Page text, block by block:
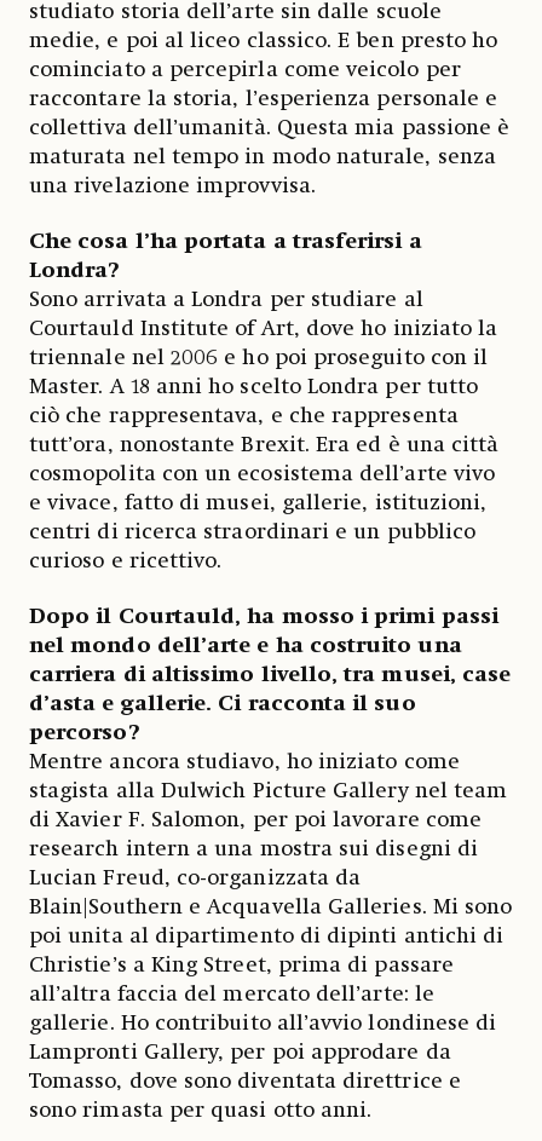
studiato storia dell’arte sin dalle scuole
medie, e poi al liceo classico. E ben presto ho
cominciato a percepirla come veicolo per
raccontare la storia, l’esperienza personale e
collettiva dell’umanità. Questa mia passione è
maturata nel tempo in modo naturale, senza
una rivelazione improvvisa.
Che cosa l’ha portata a trasferirsi a
Londra?
Sono arrivata a Londra per studiare al
Courtauld Institute of Art, dove ho iniziato la
triennale nel 2006 e ho poi proseguito con il
Master. A 18 anni ho scelto Londra per tutto
ciò che rappresentava, e che rappresenta
tutt’ora, nonostante Brexit. Era ed è una città
cosmopolita con un ecosistema dell’arte vivo
e vivace, fatto di musei, gallerie, istituzioni,
centri di ricerca straordinari e un pubblico
curioso e ricettivo.
Dopo il Courtauld, ha mosso i primi passi
nel mondo dell’arte e ha costruito una
carriera di altissimo livello, tra musei, case
d’asta e gallerie. Ci racconta il suo
percorso?
Mentre ancora studiavo, ho iniziato come
stagista alla Dulwich Picture Gallery nel team
di Xavier F. Salomon, per poi lavorare come
research intern a una mostra sui disegni di
Lucian Freud, co-organizzata da
Blain|Southern e Acquavella Galleries. Mi sono
poi unita al dipartimento di dipinti antichi di
Christie’s a King Street, prima di passare
all’altra faccia del mercato dell’arte: le
gallerie. Ho contribuito all’avvio londinese di
Lampronti Gallery, per poi approdare da
Tomasso, dove sono diventata direttrice e
sono rimasta per quasi otto anni.